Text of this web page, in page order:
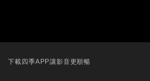
下載四季APP讓影音更順暢